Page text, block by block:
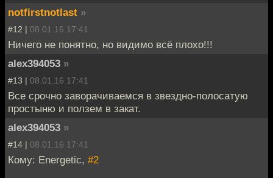
notfirstnotlast »
#12 | 08.01.16 17:41
Ничего не понятно, но видимо всё плохо!!!
alex394053 »
#13 | 08.01.16 17:41
Все срочно заворачиваемся в звездно-полосатую
простыню и ползем в закат.
alex394053 »
#14 | 08.01.16 17:41
Кому: Energetic, #2